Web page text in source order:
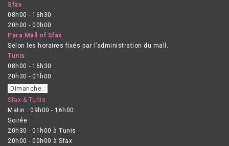
Sfax
08h00 - 16h30
20h00 - 00h00
Para Mall of Sfax
Selon les horaires fixés par l’administration du mall.
Tunis
08h00 - 16h30
20h30 - 01h00
Dimanche :
Sfax & Tunis
Matin : 09h00 - 16h00
Soirée :
20h30 - 01h00 à Tunis
20h00 - 00h00 à Sfax